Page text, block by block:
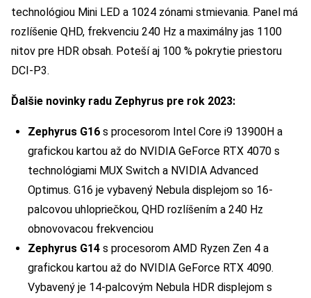
technológiou Mini LED a 1024 zónami stmievania. Panel má
rozlíšenie QHD, frekvenciu 240 Hz a maximálny jas 1100
nitov pre HDR obsah. Poteší aj 100 % pokrytie priestoru
DCI-P3.
Ďalšie novinky radu Zephyrus pre rok 2023:
Zephyrus G16 s procesorom Intel Core i9 13900H a
grafickou kartou až do NVIDIA GeForce RTX 4070 s
technológiami MUX Switch a NVIDIA Advanced
Optimus. G16 je vybavený Nebula displejom so 16-
palcovou uhlopriečkou, QHD rozlíšením a 240 Hz
obnovovacou frekvenciou
Zephyrus G14 s procesorom AMD Ryzen Zen 4 a
grafickou kartou až do NVIDIA GeForce RTX 4090.
Vybavený je 14-palcovým Nebula HDR displejom s